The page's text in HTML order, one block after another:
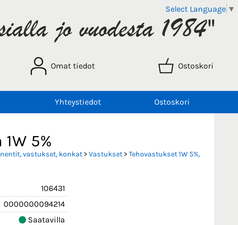
Select Language ▼
Omat tiedot Ostoskori
Yhteystiedot Ostoskori
5%
vastukset, konkat> Vastukset> Tehovastukset 1W 5%,
106431
0000000094214
Saatavilla